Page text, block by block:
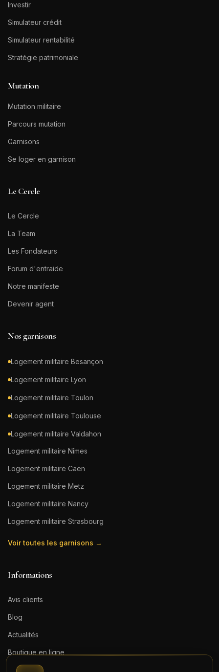
Investir
Simulateur crédit
Simulateur rentabilité
Stratégie patrimoniale
Mutation
Mutation militaire
Parcours mutation
Garnisons
Se loger en garnison
Le Cercle
Le Cercle
La Team
Les Fondateurs
Forum d'entraide
Notre manifeste
Devenir agent
Nos garnisons
Logement militaire Besançon
Logement militaire Lyon
Logement militaire Toulon
Logement militaire Toulouse
Logement militaire Valdahon
Logement militaire Nîmes
Logement militaire Caen
Logement militaire Metz
Logement militaire Nancy
Logement militaire Strasbourg
Voir toutes les garnisons →
Informations
Avis clients
Blog
Actualités
Boutique en ligne
Contact